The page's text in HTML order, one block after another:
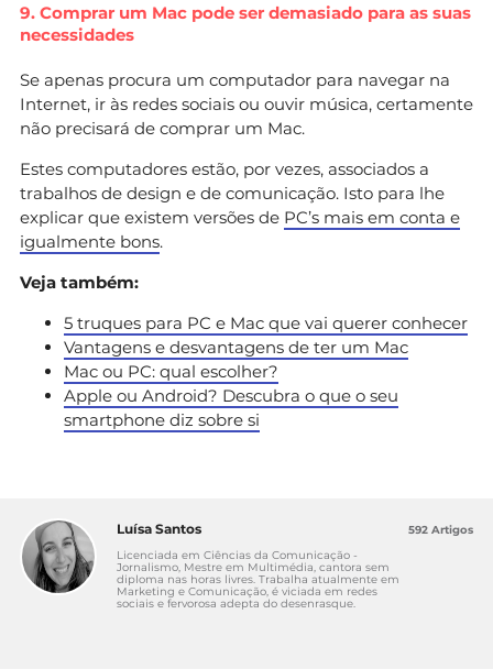
9. Comprar um Mac pode ser demasiado para as suas
necessidades
Se apenas procura um computador para navegar na
Internet, ir às redes sociais ou ouvir música, certamente
não precisará de comprar um Mac.
Estes computadores estão, por vezes, associados a
trabalhos de design e de comunicação. Isto para lhe
explicar que existem versões de PC’s mais em conta e
igualmente bons.
Veja também:
5 truques para PC e Mac que vai querer conhecer
Vantagens e desvantagens de ter um Mac
Mac ou PC: qual escolher?
Apple ou Android? Descubra o que o seu
smartphone diz sobre si
Luísa Santos
Licenciada em Ciências da Comunicação -
Jornalismo, Mestre em Multimédia, cantora sem
diploma nas horas livres. Trabalha atualmente em
Marketing e Comunicação, é viciada em redes
sociais e fervorosa adepta do desenrasque.
592 Artigos